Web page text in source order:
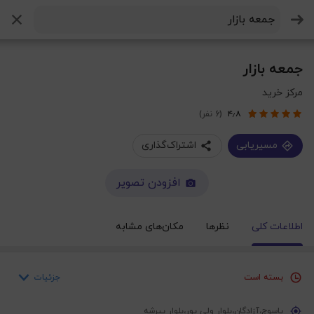
جمعه بازار
مرکز خرید
۴٫۸ (6 نفر)
مسیریابی اشتراک‌گذاری
افزودن تصویر
اطلاعات کلی نظرها مکان‌های مشابه
بسته است جزئیات
شنبه
یاسوج،آزادگان،بلوار ولی پور،بلوار پیرشه
جستجو